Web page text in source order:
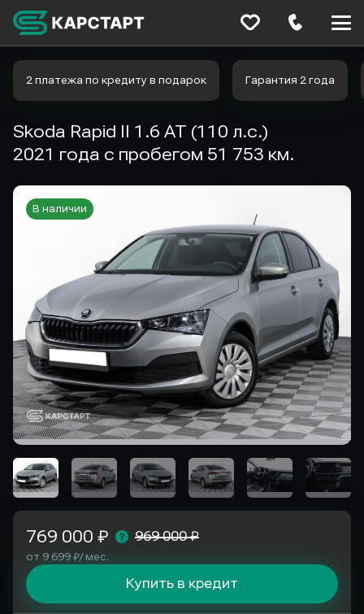
2 платежа по кредиту в подарок Гарантия 2 года
Skoda Rapid II 1.6 AT (110 л.с.)
2021 года с пробегом 51 753 км.
В наличии
769 000 ₽ 969 000 ₽
от 9 699 ₽/ мес.
Купить в кредит